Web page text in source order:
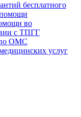
бесплатного
во
с ТПГГ
по ОМС
услуг